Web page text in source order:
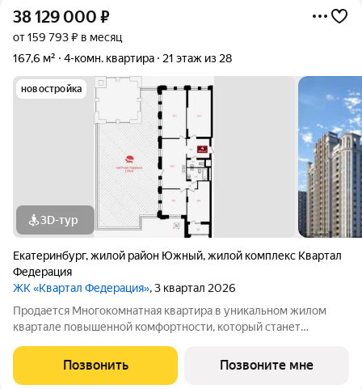
38 129 000 ₽
от 159 793 ₽ в месяц
167,6 м²
4-комн. квартира 21 этаж из 28
новостройка
3D-тур
Екатеринбург,жилой район Южный,жилой комплекс Квартал
Федерация
ЖК «Квартал Федерация», 3 квартал 2026
Продается Многокомнатная квартира в уникальном жилом
квартале повышенной комфортности, который станет
Квартира находится на 21 этаже, площадью 167.6кв.м. Срок
сдачи: 2 квартал 2026 года. Подробнее о
Позвонить Позвоните мне